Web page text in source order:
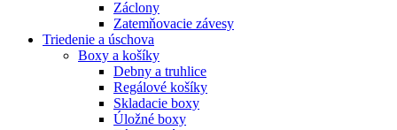
Záclony
Zatemňovacie závesy
Triedenie a úschova
Boxy a košíky
Debny a truhlice
Regálové košíky
Skladacie boxy
Úložné boxy